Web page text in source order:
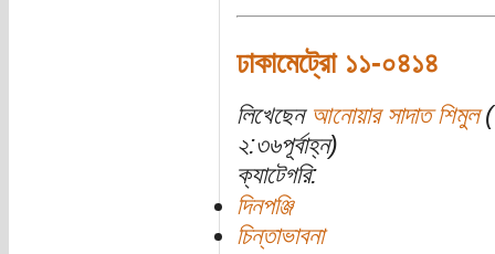
ঢাকামেট্রো ১১-০৪১৪
লিখেছেন আনোয়ার সাদাত শিমুল
২:৩৬পূর্বাহ্ন)
ক্যাটেগরি:
দিনপঞ্জি
চিন্তাভাবনা